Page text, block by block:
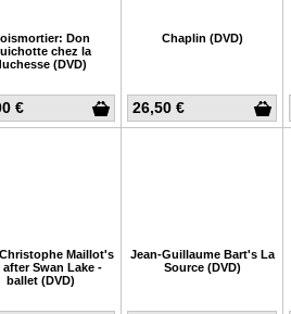
€
Don
chez la
(DVD)
26,50 €
Chaplin (DVD)
Maillot's
after Swan Lake -
ballet (DVD)
Jean-Guillaume Bart's La
Source (DVD)